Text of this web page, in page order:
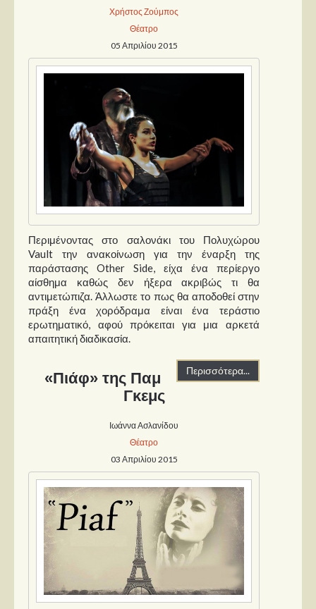
Χρήστος Ζούμπος
Θέατρο
05 Απριλίου 2015
Περιμένοντας στο σαλονάκι του Πολυχώρου
Vault την ανακοίνωση για την έναρξη της
παράστασης Other Side, είχα ένα περίεργο
αίσθημα καθώς δεν ήξερα ακριβώς τι θα
αντιμετώπιζα. Άλλωστε το πως θα αποδοθεί στην
πράξη ένα χορόδραμα είναι ένα τεράστιο
ερωτηματικό, αφού πρόκειται για μια αρκετά
απαιτητική διαδικασία.
Περισσότερα...
«Πιάφ» της Παμ
Γκεμς
Ιωάννα Ασλανίδου
Θέατρο
03 Απριλίου 2015